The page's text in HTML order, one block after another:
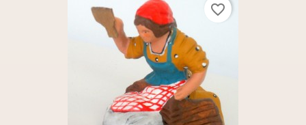
favorite_border